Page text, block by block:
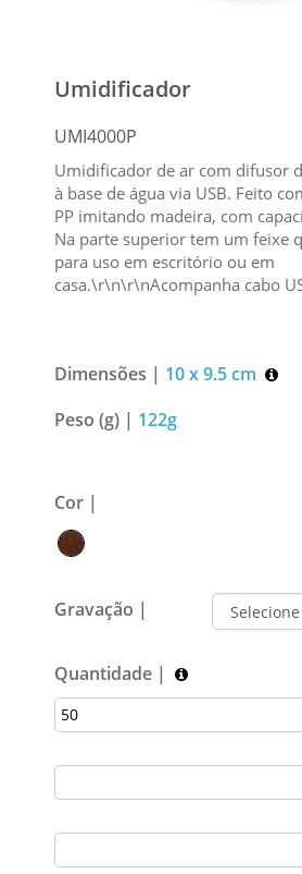
Umidificador
UMI4000P
Umidificador de ar com difusor
à base de água via USB. Feito
PP imitando madeira, com
Na parte superior tem um feixe
para uso em escritório ou em
casa.\r\n\r\nAcompanha cabo
Dimensões | 10 x 9.5 cm
Peso (g) | 122g
Cor |
Gravação |
Quantidade |